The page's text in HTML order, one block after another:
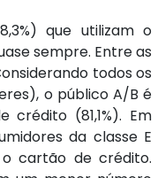
que utilizam o
sempre. Entre as
todos os
o público A/B é
(81,1%). Em
da classe E
cartão de crédito.